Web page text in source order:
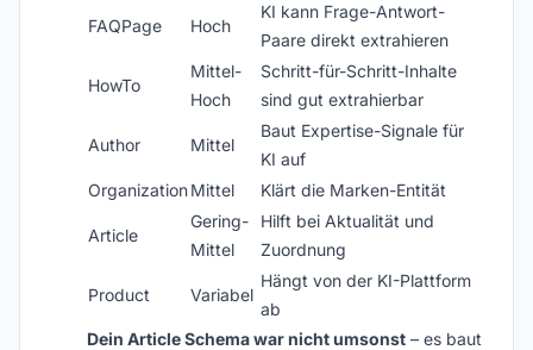
FAQPage Hoch
KI kann Frage-Antwort-
Paare direkt extrahieren
HowTo
Mittel-
Hoch
Schritt-für-Schritt-Inhalte
sind gut extrahierbar
Author Mittel
Baut Expertise-Signale für
KI auf
OrganizationMittel Klärt die Marken-Entität
Article
Gering-
Mittel
Hilft bei Aktualität und
Zuordnung
Product Variabel
Hängt von der KI-Plattform
ab
Dein Article Schema war nicht umsonst – es baut